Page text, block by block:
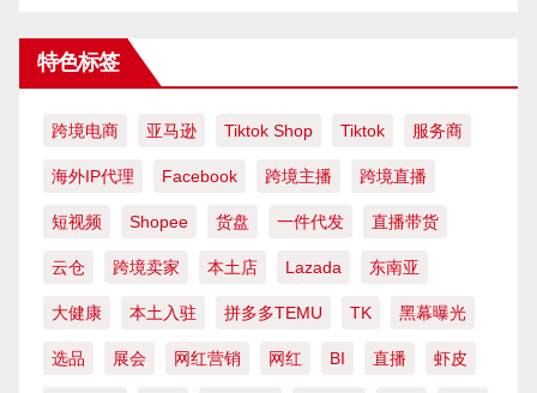
特色标签
跨境电商 亚马逊 Tiktok Shop Tiktok 服务商
海外IP代理 Facebook 跨境主播 跨境直播
短视频 Shopee 货盘 一件代发 直播带货
云仓 跨境卖家 本土店 Lazada 东南亚
大健康 本土入驻 拼多多TEMU TK 黑幕曝光
选品 展会 网红营销 网红 BI 直播 虾皮